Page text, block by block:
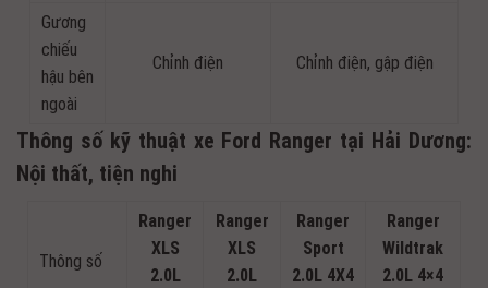
Gương
chiếu
hậu bên
ngoài
Chỉnh điện Chỉnh điện, gập điện
Thông số kỹ thuật xe Ford Ranger tại Hải Dương:
Nội thất, tiện nghi
Thông số
Ranger
XLS
2.0L
Ranger
XLS
2.0L
Ranger
Sport
2.0L 4X4
Ranger
Wildtrak
2.0L 4×4